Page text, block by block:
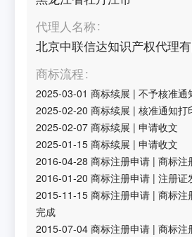
代理人名称
北京中联信达知识产权代理
商标流程
2025-03-01 商标续展 |不予核准通
2025-02-20 商标续展 |核准通知打
2025-02-07 商标续展 |申请收文
2025-01-15 商标续展 |申请收文
2016-04-28 商标注册申请 |商标注
2016-01-20 商标注册申请 |注册证
2015-11-15 商标注册申请 |商标注
完成
2015-07-04 商标注册申请 |商标注